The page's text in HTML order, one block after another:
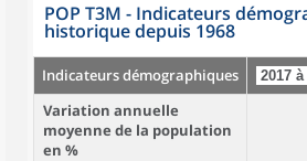
POP T3M - Indicateurs
historique depuis 1968
Indicateurs démographiques
Variation annuelle
moyenne de la population
en %